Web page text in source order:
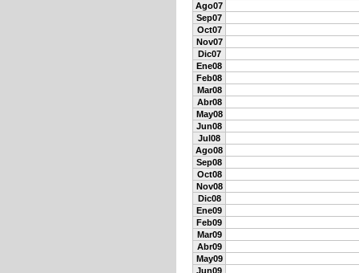
Ago07
Sep07
Oct07
Nov07
Dic07
Ene08
Feb08
Mar08
Abr08
May08
Jun08
Jul08
Ago08
Sep08
Oct08
Nov08
Dic08
Ene09
Feb09
Mar09
Abr09
May09
Jun09